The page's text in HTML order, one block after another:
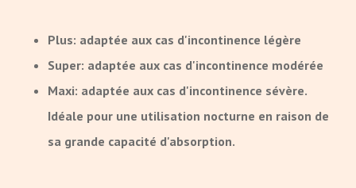
Plus: adaptée aux cas d'incontinence légère
Super: adaptée aux cas d'incontinence modérée
Maxi: adaptée aux cas d'incontinence sévère.
Idéale pour une utilisation nocturne en raison de
sa grande capacité d'absorption.